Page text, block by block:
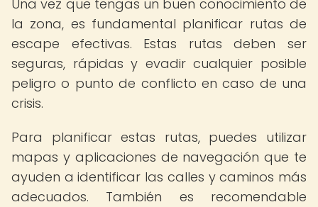
Una vez que tengas un buen conocimiento de
la zona, es fundamental planificar rutas de
escape efectivas. Estas rutas deben ser
seguras, rápidas y evadir cualquier posible
peligro o punto de conflicto en caso de una
crisis.
Para planificar estas rutas, puedes utilizar
mapas y aplicaciones de navegación que te
ayuden a identificar las calles y caminos más
adecuados. También es recomendable